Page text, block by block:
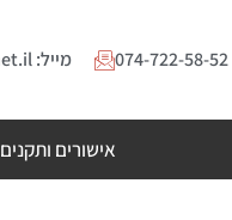
מייל: Maayandc@017.net.il
אישורים ותקנים